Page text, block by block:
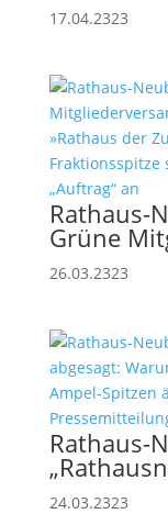
17.04.2323
Rathaus-
Grüne
26.03.2323
Rathaus-
24.03.2323